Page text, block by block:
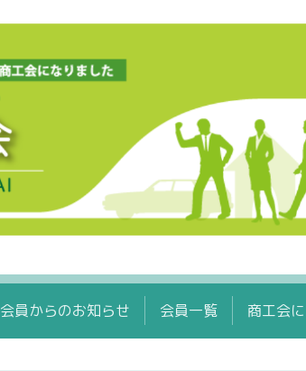
会員からのお知らせ 会員一覧 商工会